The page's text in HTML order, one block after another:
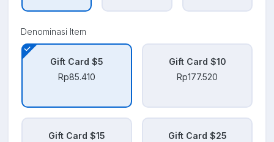
Denominasi Item
Gift Card $5
Rp85.410
Gift Card $10
Rp177.520
Gift Card $15
Gift Card $25